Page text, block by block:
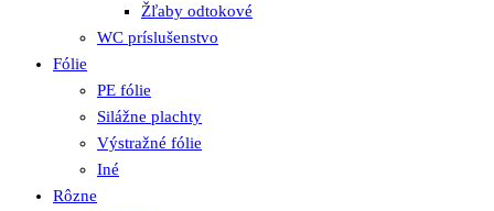
Žľaby odtokové
WC príslušenstvo
Fólie
PE fólie
Silážne plachty
Výstražné fólie
Iné
Rôzne